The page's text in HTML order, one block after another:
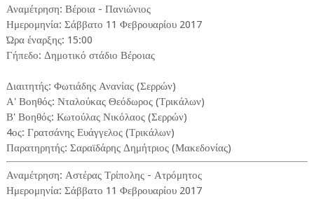
Αναμέτρηση: Βέροια - Πανιώνιος
Ημερομηνία: Σάββατο 11 Φεβρουαρίου 2017
Ώρα έναρξης: 15:00
Γήπεδο: Δημοτικό στάδιο Βέροιας
Διαιτητής: Φωτιάδης Ανανίας (Σερρών)
Α' Βοηθός: Νταλούκας Θεόδωρος (Τρικάλων)
Β' Βοηθός: Κωτούλας Νικόλαος (Σερρών)
4ος: Γρατσάνης Ευάγγελος (Τρικάλων)
Παρατηρητής: Σαραϊδάρης Δημήτριος (Μακεδονίας)
Αναμέτρηση: Αστέρας Τρίπολης - Ατρόμητος
Ημερομηνία: Σάββατο 11 Φεβρουαρίου 2017